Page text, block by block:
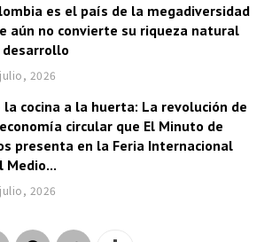
es el país de la megadiversidad
aún no convierte su riqueza natural
desarrollo
2026
la cocina a la huerta: La revolución de
circular que El Minuto de
presenta en la Feria Internacional
Medio...
2026